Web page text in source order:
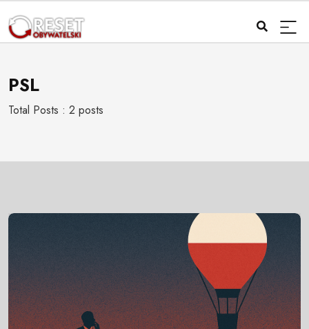
PSL
Total Posts : 2 posts